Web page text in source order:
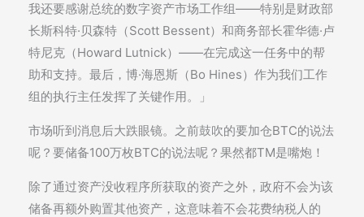
我还要感谢总统的数字资产市场工作组——特别是财政部
长斯科特·贝森特（Scott Bessent）和商务部长霍华德·卢
特尼克（Howard Lutnick）——在完成这一任务中的帮
助和支持。最后，博·海恩斯（Bo Hines）作为我们工作
组的执行主任发挥了关键作用。」
市场听到消息后大跌眼镜。之前鼓吹的要加仓BTC的说法
呢？要储备100万枚BTC的说法呢？果然都TM是嘴炮！
除了通过资产没收程序所获取的资产之外，政府不会为该
储备再额外购置其他资产，这意味着不会花费纳税人的